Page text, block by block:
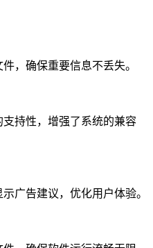
，确保重要信息不丢失。
持性，增强了系统的兼容
广告建议，优化用户体验。